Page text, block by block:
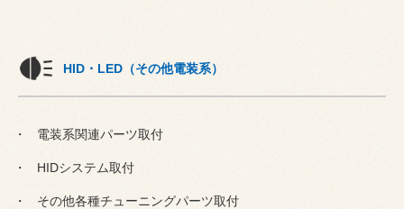
HID・LED（その他電装系）
電装系関連パーツ取付
HIDシステム取付
その他各種チューニングパーツ取付